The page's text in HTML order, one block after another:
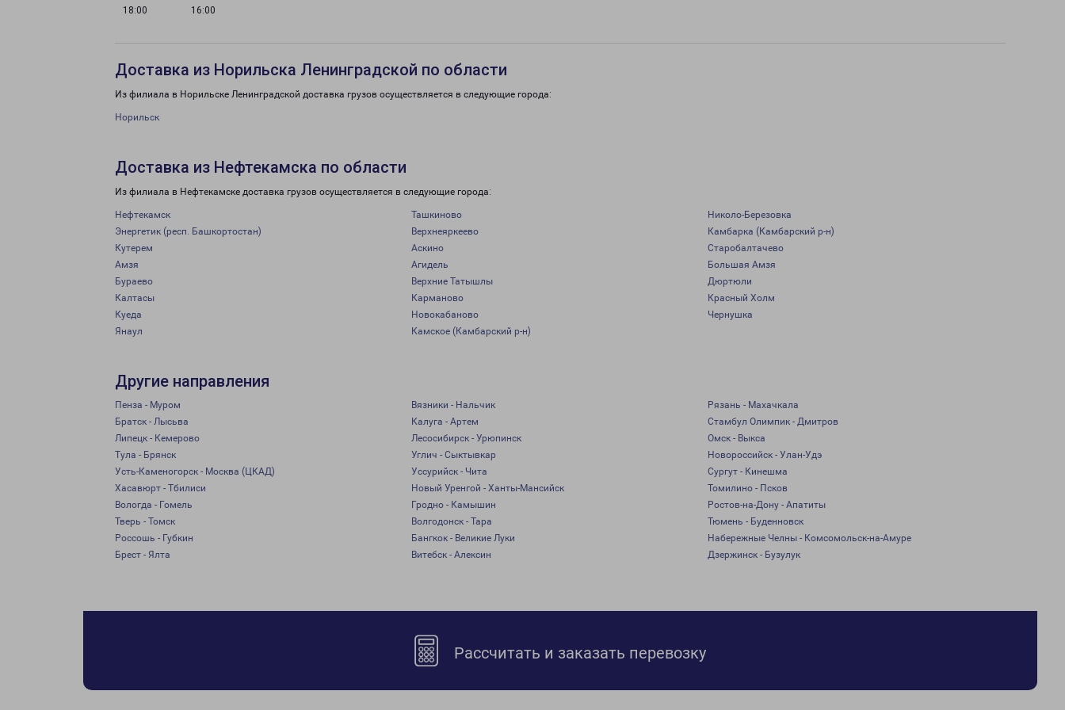
18:00 16:00
Доставка из Норильска Ленинградской по области
Из филиала в Норильске Ленинградской доставка грузов осуществляется в следующие города:
Норильск
Доставка из Нефтекамска по области
Из филиала в Нефтекамске доставка грузов осуществляется в следующие города:
Нефтекамск Ташкиново
Николо-Березовка
Энергетик (респ. Башкортостан)
Верхнеяркеево
Камбарка (Камбарский р-н)
Кутерем
Аскино
Старобалтачево
Амзя
Агидель
Большая Амзя
Бураево
Верхние Татышлы
Дюртюли
Калтасы
Карманово
Красный Холм
Куеда
Новокабаново
Чернушка
Янаул
Камское (Камбарский р-н)
Другие направления
Пенза - Муром Вязники - Нальчик
Рязань - Махачкала
Братск - Лысьва
Калуга - Артем
Стамбул Олимпик - Дмитров
Липецк - Кемерово
Лесосибирск - Урюпинск
Омск - Выкса
Тула - Брянск
Углич - Сыктывкар
Новороссийск - Улан-Удэ
Усть-Каменогорск - Москва (ЦКАД)
Уссурийск - Чита
Сургут - Кинешма
Хасавюрт - Тбилиси
Новый Уренгой - Ханты-Мансийск
Томилино - Псков
Вологда - Гомель
Гродно - Камышин
Ростов-на-Дону - Апатиты
Тверь - Томск
Волгодонск - Тара
Тюмень - Буденновск
Россошь - Губкин
Бангкок - Великие Луки
Набережные Челны - Комсомольск-на-Амуре
Брест - Ялта
Витебск - Алексин Дзержинск - Бузулук
Рассчитать и заказать перевозку